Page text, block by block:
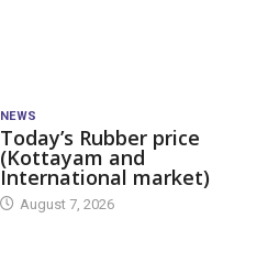
NEWS
Today’s Rubber price
(Kottayam and
International market)
August 7, 2026